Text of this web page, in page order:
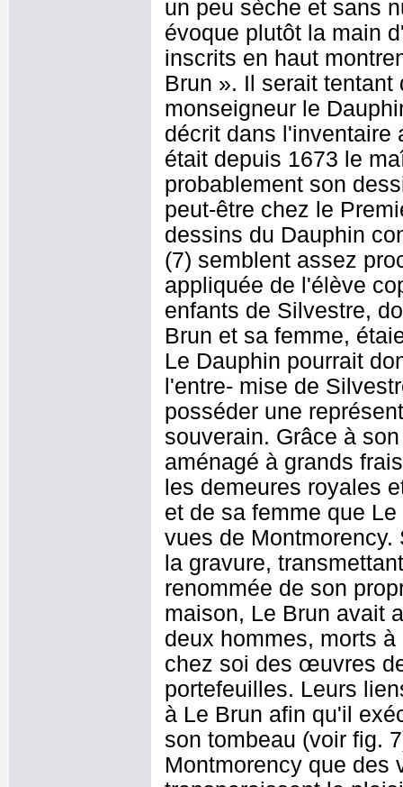
un peu sèche et sans
évoque plutôt la main
inscrits en haut
Brun ». Il serait
monseigneur le
décrit dans l'inventaire
était depuis 1673 le
probablement son
peut-être chez le
dessins du Dauphin
(7) semblent assez
appliquée de l'élève
enfants de Silvestre,
Brun et sa femme,
Le Dauphin pourrait
l'entre- mise de
posséder une
souverain. Grâce à
aménagé à grands
les demeures royales
et de sa femme que
vues de
la gravure,
renommée de son
maison, Le Brun avait
deux hommes, morts
chez soi des œuvres
portefeuilles. Leurs
à Le Brun afin qu'il
son tombeau (voir fig.
Montmorency que des